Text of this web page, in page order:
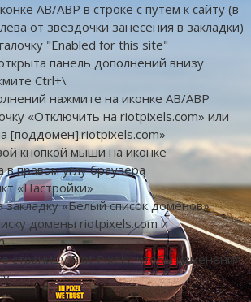
AB/ABP в строке с путём к сайту (в
от звёздочки занесения в закладки)
"Enabled for this site"
панель дополнений внизу
Ctrl+\
нажмите на иконке AB/ABP
«Отключить на riotpixels.com» или
[поддомен].riotpixels.com»
кнопкой мыши на иконке
правом углу браузера
«Настройки»
«Белый список доменов»
домены riotpixels.com и
страницу Riot Pixels, чтобы изменения